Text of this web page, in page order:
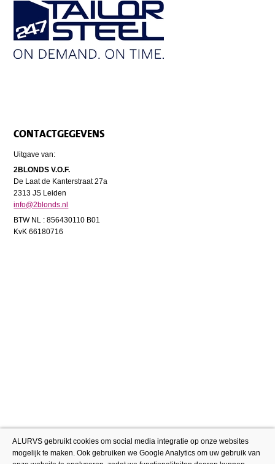
CONTACTGEGEVENS
Uitgave van:
2BLONDS V.O.F.
De Laat de Kanterstraat 27a
2313 JS Leiden
info@2blonds.nl
BTW NL : 856430110 B01
KvK 66180716
ALURVS gebruikt cookies om social media integratie op onze websites
mogelijk te maken. Ook gebruiken we Google Analytics om uw gebruik van